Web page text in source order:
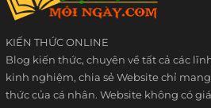
KIẾN THỨC ONLINE
Blog kiến thức, chuyên về tất cả các
kinh nghiệm, chia sẻ Website chỉ
thức của cá nhân. Website không có